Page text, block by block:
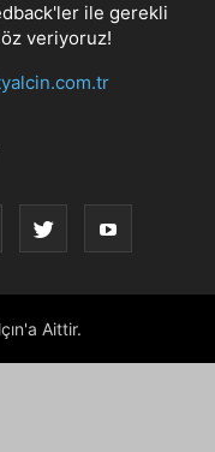
ile gerekli
veriyoruz!
Aittir.